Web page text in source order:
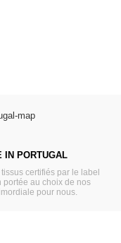
IN PORTUGAL
certifiés par le label
portée au choix de nos
pour nous.